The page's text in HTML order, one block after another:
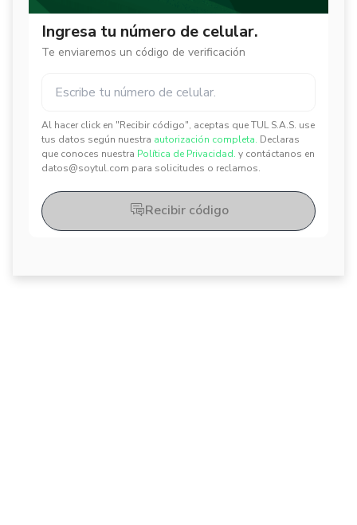
Ingresa tu número de celular.
Te enviaremos un código de verificación
Al hacer click en "Recibir código", aceptas que TUL S.A.S. use
tus datos según nuestra autorización completa. Declaras
que conoces nuestra Política de Privacidad. y contáctanos en
datos@soytul.com para solicitudes o reclamos.
Recibir código